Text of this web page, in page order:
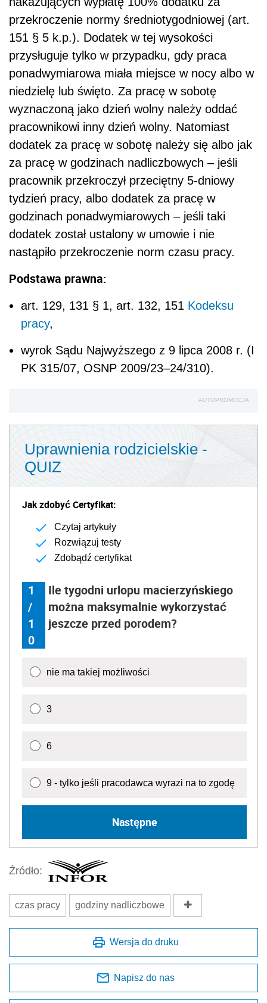
przekroczenie normy średniotygodniowej (art.
151 § 5 k.p.). Dodatek w tej wysokości
przysługuje tylko w przypadku, gdy praca
ponadwymiarowa miała miejsce w nocy albo w
niedzielę lub święto. Za pracę w sobotę
wyznaczoną jako dzień wolny należy oddać
pracownikowi inny dzień wolny. Natomiast
dodatek za pracę w sobotę należy się albo jak
za pracę w godzinach nadliczbowych – jeśli
pracownik przekroczył przeciętny 5-dniowy
tydzień pracy, albo dodatek za pracę w
godzinach ponadwymiarowych – jeśli taki
dodatek został ustalony w umowie i nie
nastąpiło przekroczenie norm czasu pracy.
Podstawa prawna:
art. 129, 131 § 1, art. 132, 151 Kodeksu
pracy,
wyrok Sądu Najwyższego z 9 lipca 2008 r. (I
PK 315/07, OSNP 2009/23–24/310).
AUTOPROMOCJA
Uprawnienia rodzicielskie -
QUIZ
Jak zdobyć Certyfikat:
Czytaj artykuły
Rozwiązuj testy
Zdobądź certyfikat
1
/
1
0
Ile tygodni urlopu macierzyńskiego
można maksymalnie wykorzystać
jeszcze przed porodem?
nie ma takiej możliwości
3
6
9 - tylko jeśli pracodawca wyrazi na to zgodę
Następne
Źródło:
czas pracy godziny nadliczbowe
Wersja do druku
Napisz do nas